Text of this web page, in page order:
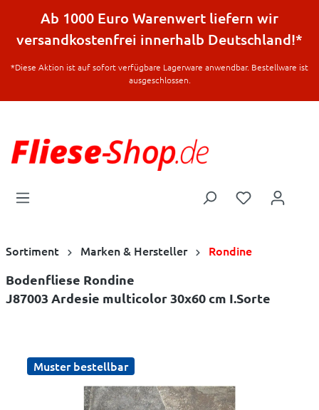
springen
Ab 1000 Euro Warenwert liefern wir
versandkostenfrei innerhalb Deutschland!*
*Diese Aktion ist auf sofort verfügbare Lagerware anwendbar. Bestellware ist
ausgeschlossen.
Sortiment Marken & Hersteller Rondine
Bodenfliese Rondine
J87003 Ardesie multicolor 30x60 cm I.Sorte
Muster bestellbar